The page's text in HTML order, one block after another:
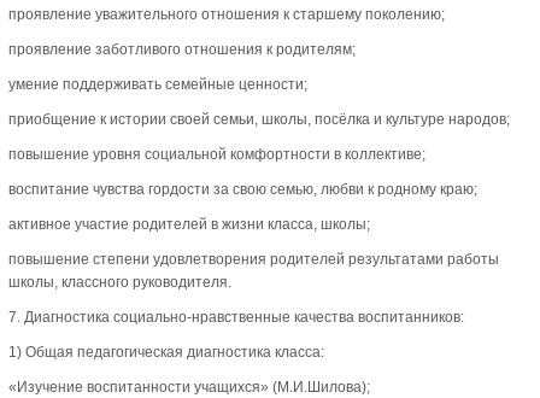
проявление уважительного отношения к старшему поколению;
проявление заботливого отношения к родителям;
умение поддерживать семейные ценности;
приобщение к истории своей семьи, школы, посёлка и культуре народов;
повышение уровня социальной комфортности в коллективе;
воспитание чувства гордости за свою семью, любви к родному краю;
активное участие родителей в жизни класса, школы;
повышение степени удовлетворения родителей результатами работы
школы, классного руководителя.
7. Диагностика социально-нравственные качества воспитанников:
1) Общая педагогическая диагностика класса:
«Изучение воспитанности учащихся» (М.И.Шилова);